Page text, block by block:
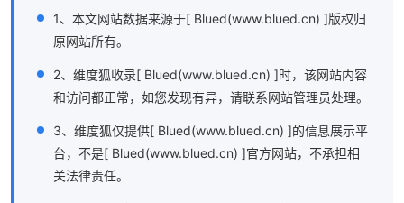
1、本文网站数据来源于[ Blued(www.blued.cn) ]版权归
原网站所有。
2、维度狐收录[ Blued(www.blued.cn) ]时，该网站内容
和访问都正常，如您发现有异，请联系网站管理员处理。
3、维度狐仅提供[ Blued(www.blued.cn) ]的信息展示平
台，不是[ Blued(www.blued.cn) ]官方网站，不承担相
关法律责任。